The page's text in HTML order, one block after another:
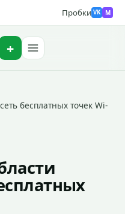
Пробки VK M
бесплатных точек Wi-